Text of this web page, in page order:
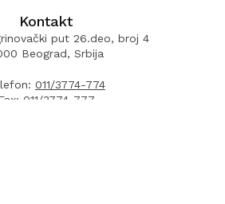
Kontakt
put 26.deo, broj 4
Beograd, Srbija
011/3774-774
011/3774-777